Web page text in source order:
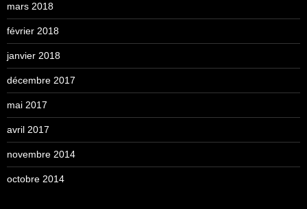
mars 2018
février 2018
janvier 2018
décembre 2017
mai 2017
avril 2017
novembre 2014
octobre 2014